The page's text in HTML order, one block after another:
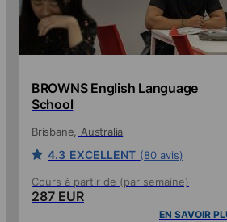
BROWNS English Language
School
Brisbane Australia
4.3 EXCELLENT (80 avis)
Cours à partir de (par semaine)
287 EUR
EN SAVOIR